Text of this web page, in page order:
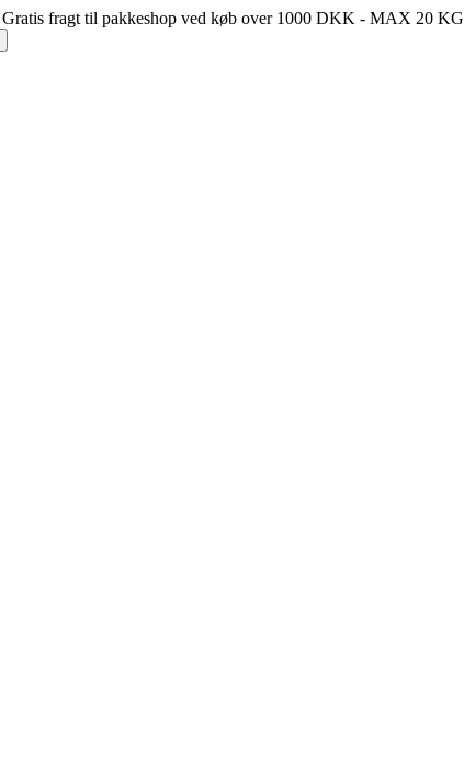
Gratis fragt til pakkeshop ved køb over 1000 DKK - MAX 20 KG